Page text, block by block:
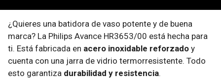
¿Quieres una batidora de vaso potente y de buena
marca? La Philips Avance HR3653/00 está hecha para
ti. Está fabricada en acero inoxidable reforzado y
cuenta con una jarra de vidrio termorresistente. Todo
esto garantiza durabilidad y resistencia.